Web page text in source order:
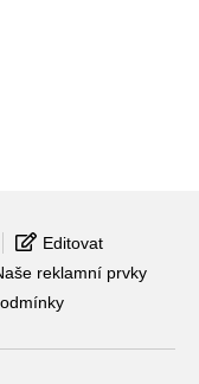
Editovat
reklamní prvky